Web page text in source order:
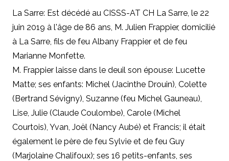
La Sarre: Est décédé au CISSS-AT CH La Sarre, le 22
juin 2019 à l'âge de 86 ans, M. Julien Frappier, domicilié
à La Sarre, fils de feu Albany Frappier et de feu
Marianne Monfette.
M. Frappier laisse dans le deuil son épouse: Lucette
Matte; ses enfants: Michel (Jacinthe Drouin), Colette
(Bertrand Sévigny), Suzanne (feu Michel Gauneau),
Lise, Julie (Claude Coulombe), Carole (Michel
Courtois), Yvan, Joël (Nancy Aubé) et Francis; il était
également le père de feu Sylvie et de feu Guy
(Marjolaine Chalifoux); ses 16 petits-enfants, ses